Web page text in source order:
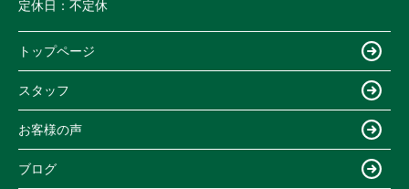
定休日： 不定休
トップページ
スタッフ
お客様の声
ブログ